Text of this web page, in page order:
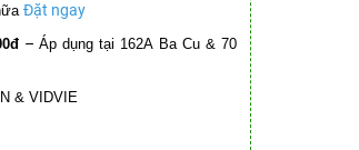
Đặt ngay
– Áp dụng tại 162A Ba Cu & 70
& VIDVIE